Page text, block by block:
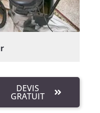
DEVIS
GRATUIT